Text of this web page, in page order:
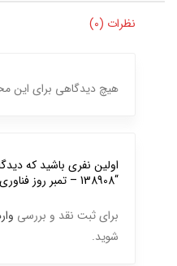
نظرات (0)
هیچ دیدگاهی برای این
اولین نفری باشید که
“138908 – تمبر روز فناوری فضائی – بلوک”
برای ثبت نقد و بررسی
شوید.